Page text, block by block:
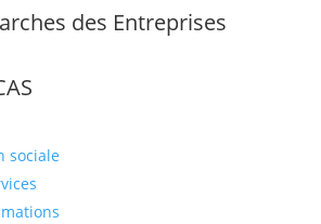
des Entreprises
sociale